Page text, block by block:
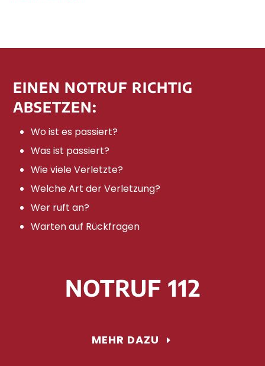
EINEN NOTRUF RICHTIG
ABSETZEN:
Wo ist es passiert?
Was ist passiert?
Wie viele Verletzte?
Welche Art der Verletzung?
Wer ruft an?
Warten auf Rückfragen
NOTRUF 112
MEHR DAZU